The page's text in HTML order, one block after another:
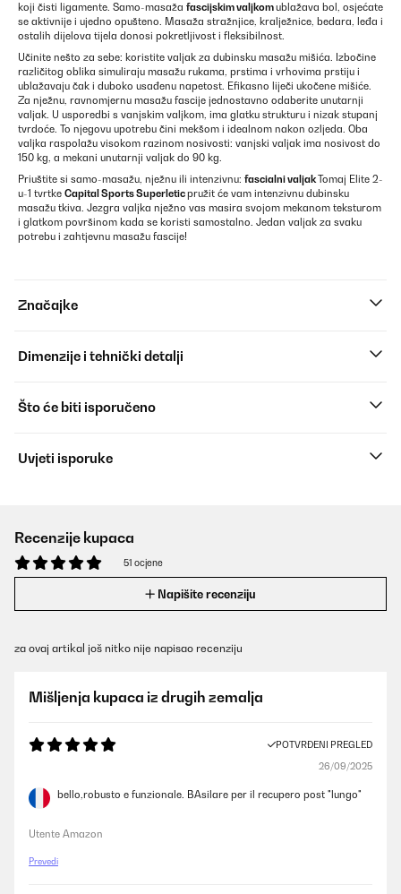
koji čisti ligamente. Samo-masaža fascijskim valjkomublažava bol, osjećate
se aktivnije i ujedno opušteno. Masaža stražnjice, kralježnice, bedara, leđa i
ostalih dijelova tijela donosi pokretljivost i fleksibilnost.
Učinite nešto za sebe: koristite valjak za dubinsku masažu mišića. Izbočine
različitog oblika simuliraju masažu rukama, prstima i vrhovima prstiju i
ublažavaju čak i duboko usađenu napetost. Efikasno liječi ukočene mišiće.
Za nježnu, ravnomjernu masažu fascije jednostavno odaberite unutarnji
valjak. U usporedbi s vanjskim valjkom, ima glatku strukturu i nizak stupanj
tvrdoće. To njegovu upotrebu čini mekšom i idealnom nakon ozljeda. Oba
valjka raspolažu visokom razinom nosivosti: vanjski valjak ima nosivost do
150 kg, a mekani unutarnji valjak do 90 kg.
Priuštite si samo-masažu, nježnu ili intenzivnu: fascialni valjakTomaj Elite 2-
u-1 tvrtke Capital Sports Superleticpružit će vam intenzivnu dubinsku
masažu tkiva. Jezgra valjka nježno vas masira svojom mekanom teksturom
i glatkom površinom kada se koristi samostalno. Jedan valjak za svaku
potrebu i zahtjevnu masažu fascije!
Značajke
Dimenzije i tehnički detalji
Što će biti isporučeno
Uvjeti isporuke
Recenzije kupaca
51 ocjene
Napišite recenziju
za ovaj artikal još nitko nije napisao recenziju
Mišljenja kupaca iz drugih zemalja
POTVRĐENI PREGLED
26/09/2025
bello,robusto e funzionale. BAsilare per il recupero post "lungo"
Utente Amazon
Prevedi